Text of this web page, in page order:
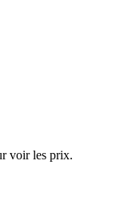
voir les prix.